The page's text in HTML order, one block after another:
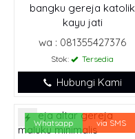
bangku gereja katolik
kayu jati
wa : 081355427376
Stok: Tersedia
Hubungi Kami
Whatsapp via SMS